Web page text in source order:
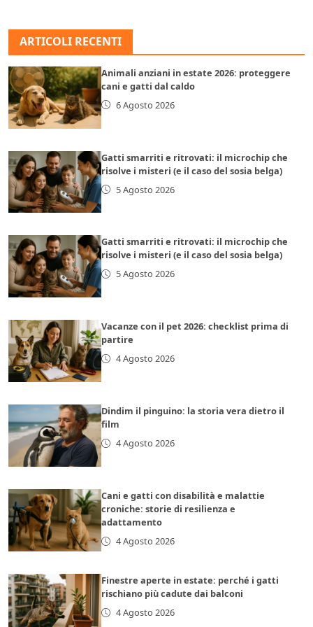
ARTICOLI RECENTI
Animali anziani in estate 2026: proteggere
cani e gatti dal caldo
6 Agosto 2026
Gatti smarriti e ritrovati: il microchip che
risolve i misteri (e il caso del sosia belga)
5 Agosto 2026
Gatti smarriti e ritrovati: il microchip che
risolve i misteri (e il caso del sosia belga)
5 Agosto 2026
Vacanze con il pet 2026: checklist prima di
partire
4 Agosto 2026
Dindim il pinguino: la storia vera dietro il
film
4 Agosto 2026
Cani e gatti con disabilità e malattie
croniche: storie di resilienza e
adattamento
4 Agosto 2026
Finestre aperte in estate: perché i gatti
rischiano più cadute dai balconi
4 Agosto 2026